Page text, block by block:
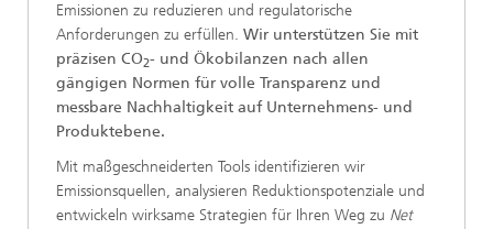
Emissionen zu reduzieren und regulatorische
Anforderungen zu erfüllen. Wir unterstützen Sie mit
präzisen CO2- und Ökobilanzen nach allen
gängigen Normen für volle Transparenz und
messbare Nachhaltigkeit auf Unternehmens- und
Produktebene.
Mit maßgeschneiderten Tools identifizieren wir
Emissionsquellen, analysieren Reduktionspotenziale und
entwickeln wirksame Strategien für Ihren Weg zu Net